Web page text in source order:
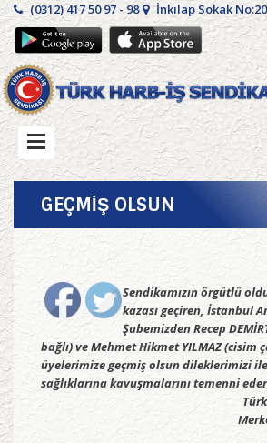
(0312) 417 50 97 - 98 İnkılap Sokak
GEÇMİŞ OLSUN
Sendikamızın örgütlü
kazası geçiren, İstanbul
Şubemizden Recep
bağlı) ve Mehmet Hikmet YILMAZ (cisim
üyelerimize geçmiş olsun dileklerimizi
sağlıklarına kavuşmalarını temenni